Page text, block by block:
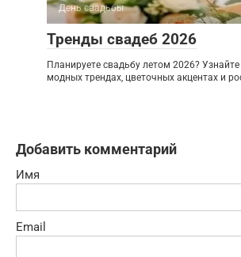
День свадьбы
Тренды свадеб 2026
Планируете свадьбу летом 2026?
модных трендах, цветочных акцентах и
Добавить комментарий
Имя
Email